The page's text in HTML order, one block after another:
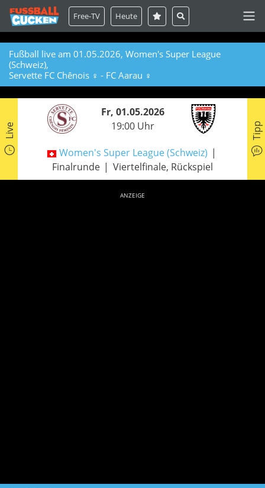
Free-TV Heute
Fußball live am 01.05.2026, Women's Super League
(Schweiz),
Servette FC Chênois ♀ - FC Aarau ♀
Live
Fr, 01.05.2026
19:00 Uhr
Women's Super League (Schweiz)
Finalrunde
Viertelfinale, Rückspiel
Tipp
ANZEIGE